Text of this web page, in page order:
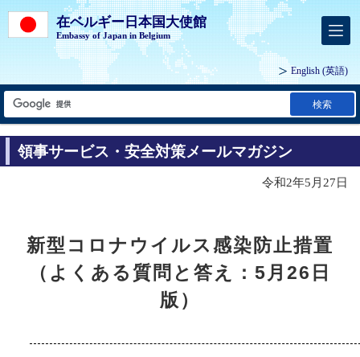
在ベルギー日本国大使館
Embassy of Japan in Belgium
English (英語)
検索
領事サービス・安全対策メールマガジン
令和2年5月27日
新型コロナウイルス感染防止措置
（よくある質問と答え：5月26日
版）